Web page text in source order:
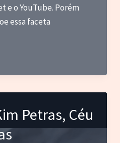
e o YouTube. Porém
essa faceta
Petras, Céu